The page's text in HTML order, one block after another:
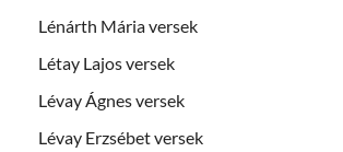
Lénárth Mária versek
Létay Lajos versek
Lévay Ágnes versek
Lévay Erzsébet versek